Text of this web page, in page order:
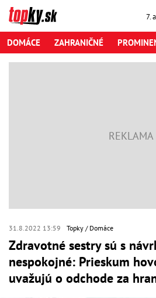
7.
DOMÁCE ZAHRANIČNÉ
31.8.2022 13:59 Topky Domáce
Zdravotné sestry sú s
nespokojné: Prieskum
uvažujú o odchode za